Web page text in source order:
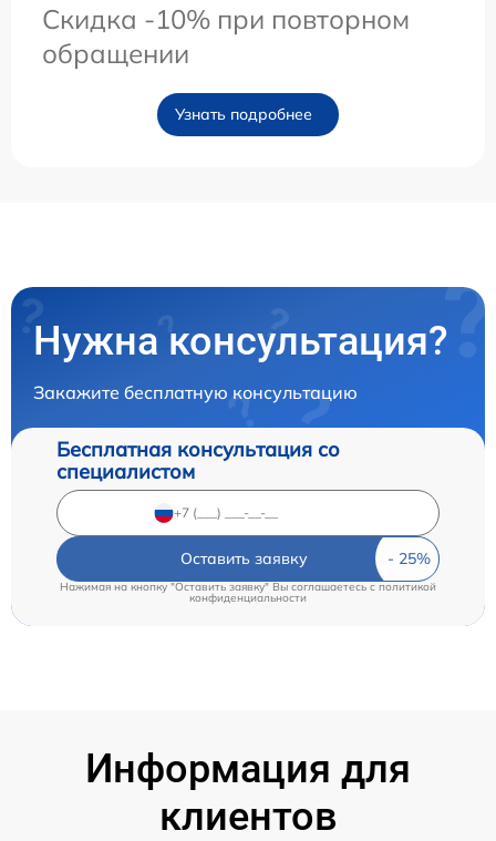
Скидка -10% при повторном
обращении
Узнать подробнее
Нужна консультация?
Закажите бесплатную консультацию
Бесплатная консультация со
специалистом
Оставить заявку
Нажимая на кнопку "Оставить заявку" Вы соглашаетесь cполитикой
конфиденциальности
Информация для
клиентов